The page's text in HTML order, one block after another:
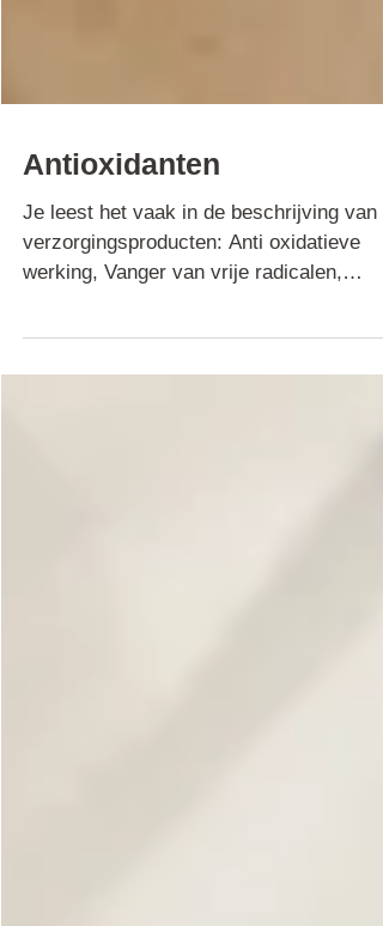
Antioxidanten
Je leest het vaak in de beschrijving van
verzorgingsproducten: Anti oxidatieve
bescherming tegen...